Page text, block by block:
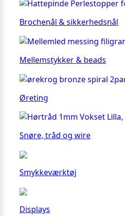
Brochenål & sikkerhedsnål
Mellemstykker & beads
Øreting
Snøre, tråd og wire
Smykkeværktøj
Displays